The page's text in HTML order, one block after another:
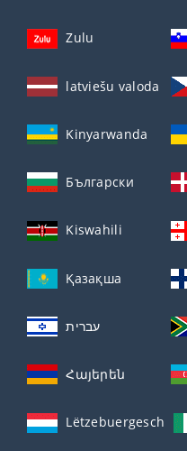
Zulu
latviešu valoda
Kinyarwanda
Български
Kiswahili
Қазақша
עברית
Հայերեն
Lëtzebuergesch